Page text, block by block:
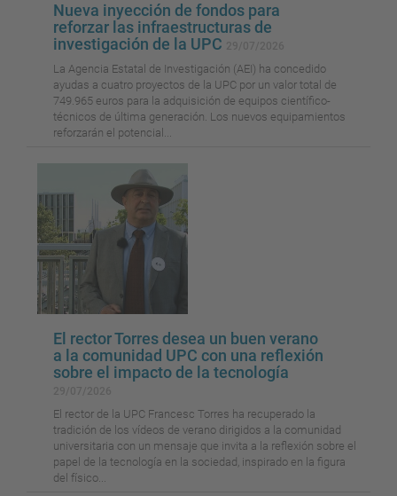
Nueva inyección de fondos para
reforzar las infraestructuras de
investigación de la UPC
La Agencia Estatal de Investigación (AEI) ha concedido
ayudas a cuatro proyectos de la UPC por un valor total de
749.965 euros para la adquisición de equipos científico-
técnicos de última generación. Los nuevos equipamientos
reforzarán el potencial...
El rector Torres desea un buen verano
a la comunidad UPC con una reflexión
sobre el impacto de la tecnología
El rector de la UPC Francesc Torres ha recuperado la
tradición de los vídeos de verano dirigidos a la comunidad
universitaria con un mensaje que invita a la reflexión sobre el
papel de la tecnología en la sociedad, inspirado en la figura
del físico...